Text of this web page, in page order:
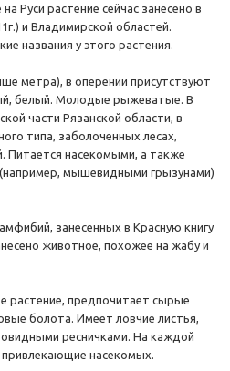
Руси растение сейчас занесено в
и Владимирской областей.
названия у этого растения.
метра), в оперении присутствуют
белый. Молодые рыжеватые. В
части Рязанской области, в
типа, заболоченных лесах,
Питается насекомыми, а также
мышевидными грызунами)
занесенных в Красную книгу
животное, похожее на жабу и
растение, предпочитает сырые
болота. Имеет ловчие листья,
ресничками. На каждой
привлекающие насекомых.